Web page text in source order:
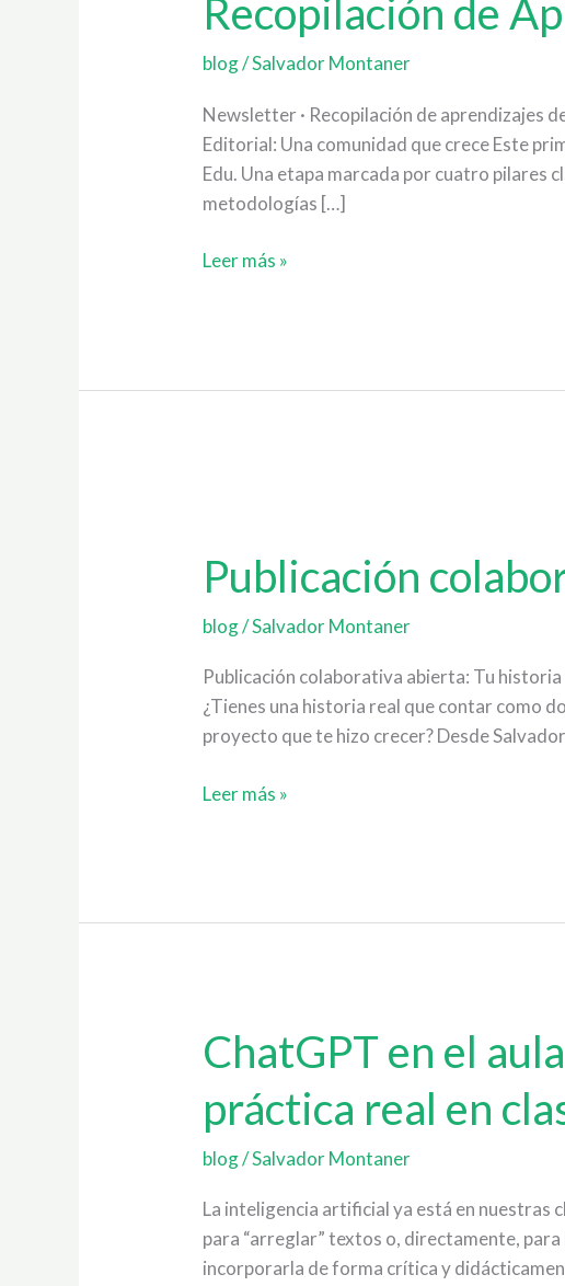
Recopilación de
blog/Salvador Montaner
Newsletter · Recopilación de aprendizajes
Editorial: Una comunidad que crece Este
Edu. Una etapa marcada por cuatro pilares
metodologías […]
del
1º
Leer más »
Publicación
blog/Salvador Montaner
Publicación colaborativa abierta: Tu
¿Tienes una historia real que contar como
proyecto que te hizo crecer? Desde
abierta:
Tu
historia
Leer más »
ChatGPT en el
práctica real en
blog/Salvador Montaner
La inteligencia artificial ya está en nuestras
para “arreglar” textos o, directamente,
incorporarla de forma crítica y
ChatGPT
en
aula
de
de
la
curiosidad